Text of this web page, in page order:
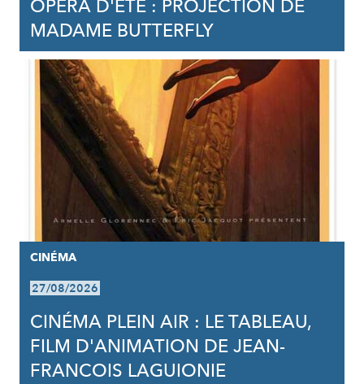
OPÉRA D'ÉTÉ : PROJECTION DE
MADAME BUTTERFLY
CINÉMA
27/08/2026
CINÉMA PLEIN AIR : LE TABLEAU,
FILM D'ANIMATION DE JEAN-
FRANCOIS LAGUIONIE